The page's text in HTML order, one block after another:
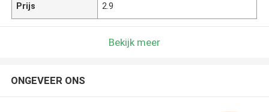
Prijs 2.9
Bekijk meer
ONGEVEER ONS